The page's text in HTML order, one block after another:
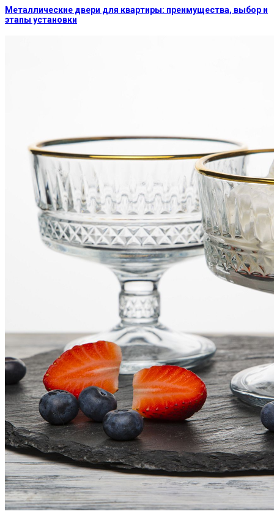
Металлические двери для квартиры: преимущества, выбор и
этапы установки